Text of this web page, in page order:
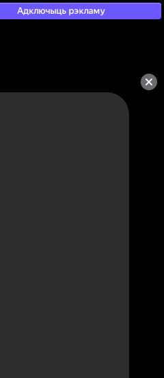
Адключыць рэкламу
50+ тап-гульняў, у якія
гуляюць нават тыя, хто